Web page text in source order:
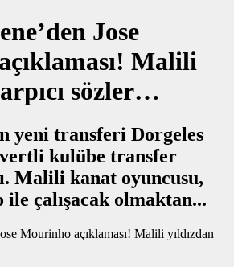
Jose
Malili
sözler…
yeni transferi Dorgeles
kulübe transfer
Malili kanat oyuncusu,
çalışacak olmaktan...